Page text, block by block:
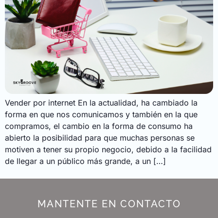
Vender por internet En la actualidad, ha cambiado la
forma en que nos comunicamos y también en la que
compramos, el cambio en la forma de consumo ha
abierto la posibilidad para que muchas personas se
motiven a tener su propio negocio, debido a la facilidad
de llegar a un público más grande, a un […]
MANTENTE EN CONTACTO